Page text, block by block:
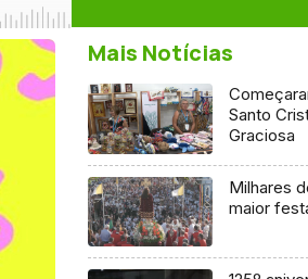
Mais Notícias
Santo
Graciosa
Milhares
maior